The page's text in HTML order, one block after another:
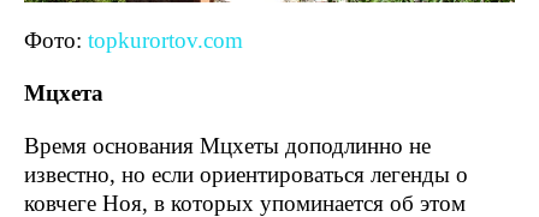
Фото: topkurortov.com
Мцхета
Время основания Мцхеты доподлинно не
известно, но если ориентироваться легенды о
ковчеге Ноя, в которых упоминается об этом